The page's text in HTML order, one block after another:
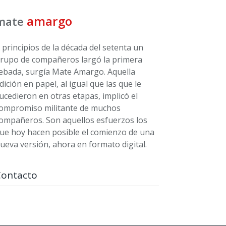
amargo
principios de la década del setenta un
de compañeros largó la primera
surgía Mate Amargo. Aquella
en papel, al igual que las que le
en otras etapas, implicó el
militante de muchos
Son aquellos esfuerzos los
hoy hacen posible el comienzo de una
versión, ahora en formato digital.